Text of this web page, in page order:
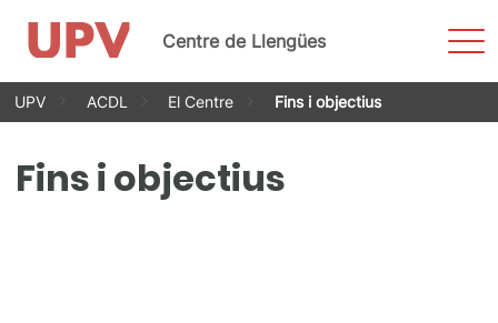
Vés
Centre de Llengües
UPV ACDL El Centre Fins i objectius
Fins i objectius